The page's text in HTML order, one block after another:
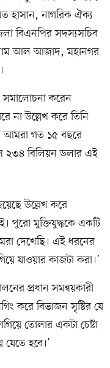
হাসান, নাগরিক ঐক্য
বিএনপির সদস্যসচিব
আল আজাদ, মহানগর
সমালোচনা করেন
না উল্লেখ করে তিনি
আমরা গত ১৫ বছরে
২৩৪ বিলিয়ন ডলার এই
উল্লেখ করে
পুরো মুক্তিযুদ্ধকে একটি
দেখেছি। এই ধরনের
যাওয়ার কাজটা করা।’
প্রধান সমন্বয়কারী
করে বিভাজন সৃষ্টির যে
তোলার একটা চেষ্টা
হবে।’